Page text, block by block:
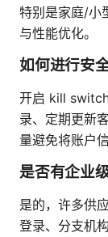
特别是家庭/小
与性能优化。
如何进行安
开启 kill
录、定期更新
量避免将账户
是否有企业
是的，许多供
登录、分支机